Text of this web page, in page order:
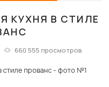
КУХНЯ В СТИЛЕ
660 555 просмотров